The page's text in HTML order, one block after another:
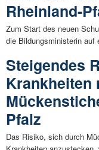
Rheinland-
Zum Start des neuen
die Bildungsministerin auf
Steigendes
Krankheiten
Pfalz
Das Risiko, sich durch